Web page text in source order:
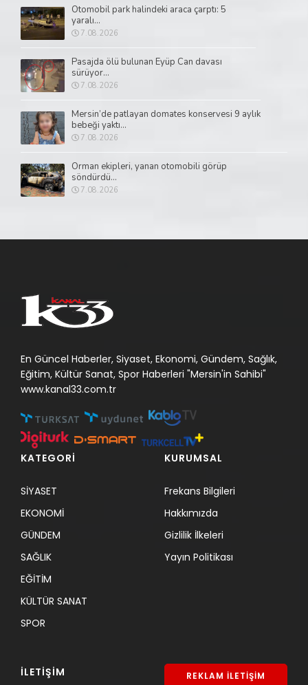
Otomobil park halindeki araca çarptı: 5
yaralı...
7.08.2026
Pasajda ölü bulunan Eyüp Can davası
sürüyor...
7.08.2026
Mersin’de patlayan domates konservesi 9 aylık
bebeği yaktı...
7.08.2026
Orman ekipleri, yanan otomobili görüp
söndürdü...
7.08.2026
En Güncel Haberler, Siyaset, Ekonomi, Gündem, Sağlık,
Eğitim, Kültür Sanat, Spor Haberleri "Mersin'in Sahibi"
www.kanal33.com.tr
KATEGORİ
SİYASET
EKONOMİ
GÜNDEM
SAĞLIK
EĞİTİM
KÜLTÜR SANAT
SPOR
KURUMSAL
Frekans Bilgileri
Hakkımızda
Gizlilik İlkeleri
Yayın Politikası
İLETİŞİM REKLAM İLETİŞİM